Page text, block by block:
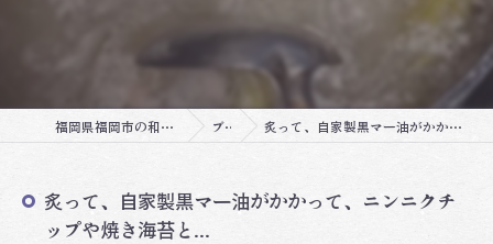
福岡県福岡市の和食なら和食堂 藍の天彩 ブログ 炙って、自家製黒マー油がかかって、ニンニクチップや焼き海苔と...
炙って、自家製黒マー油がかかって、ニンニクチ
ップや焼き海苔と...